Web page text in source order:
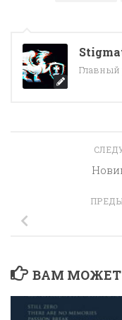
Главный
ВАМ МОЖЕТ